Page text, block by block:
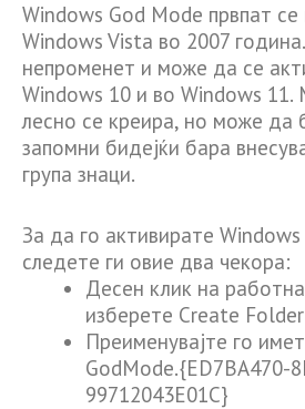
Windows God Mode првпат се
Windows Vista во 2007
непроменет и може да се
Windows 10 и во Windows
лесно се креира, но може да
запомни бидејќи бара
група знаци.
За да го активирате
следете ги овие два чекора:
Десен клик на
изберете Create Folder
Преименувајте го
GodMode.{ED7BA470-
99712043E01C}